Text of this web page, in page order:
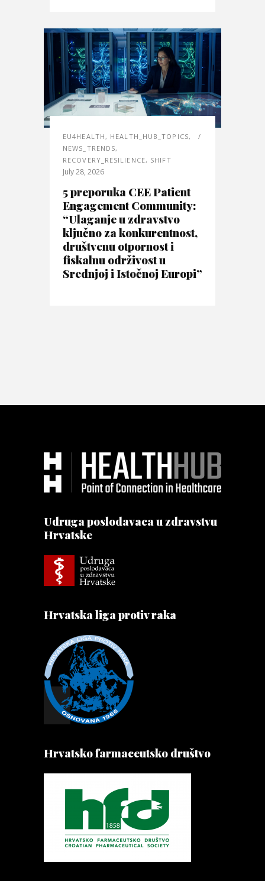
EU4HEALTH , HEALTH_HUB_TOPICS,
NEWS_TRENDS,
RECOVERY_RESILIENCE, SHIFT
July 28, 2026
5 preporuka CEE Patient
Engagement Community:
“Ulaganje u zdravstvo
ključno za konkurentnost,
društvenu otpornost i
fiskalnu održivost u
Srednjoj i Istočnoj Europi”
Udruga poslodavaca u zdravstvu
Hrvatske
Hrvatska liga protiv raka
Hrvatsko farmaceutsko društvo